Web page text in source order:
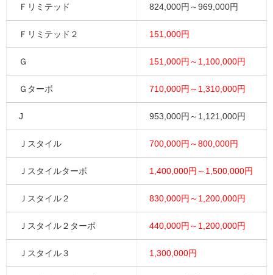
Ｆリミテッド 824,000円～969,000円
Ｆリミテッド２ 151,000円
Ｇ 151,000円～1,100,000円
Ｇターボ 710,000円～1,310,000円
J 953,000円～1,121,000円
Ｊスタイル 700,000円～800,000円
Ｊスタイルターボ 1,400,000円～1,500,000円
Ｊスタイル２ 830,000円～1,200,000円
Ｊスタイル２ターボ 440,000円～1,200,000円
Ｊスタイル３ 1,300,000円